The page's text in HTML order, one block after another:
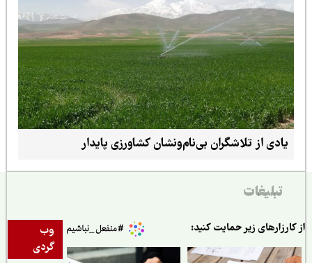
یادی از تلاشگران بی‌نام‌ونشان کشاورزی پایدار
تبلیغات
وب
گردی
زیر حمایت کنید: